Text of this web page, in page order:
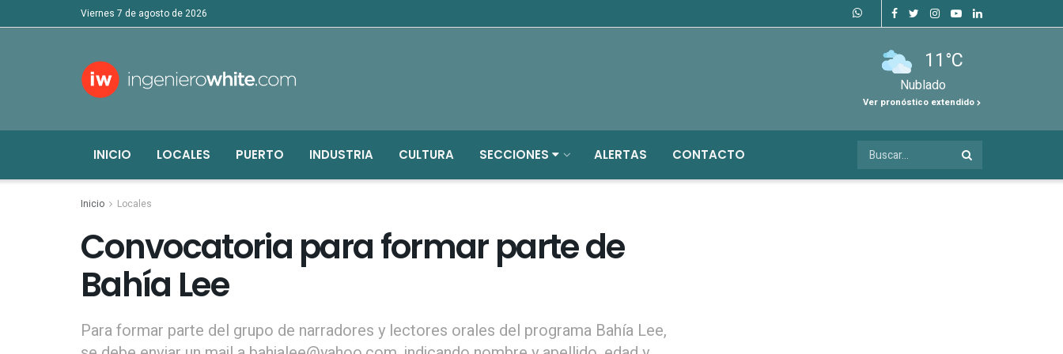
viernes 7 de agosto de 2026
11°C
Nublado
Ver pronóstico extendido
INICIO LOCALES PUERTO INDUSTRIA CULTURA SECCIONES ALERTAS CONTACTO
Inicio Locales
Convocatoria para formar parte de
Bahía Lee
Para formar parte del grupo de narradores y lectores orales del programa Bahía Lee,